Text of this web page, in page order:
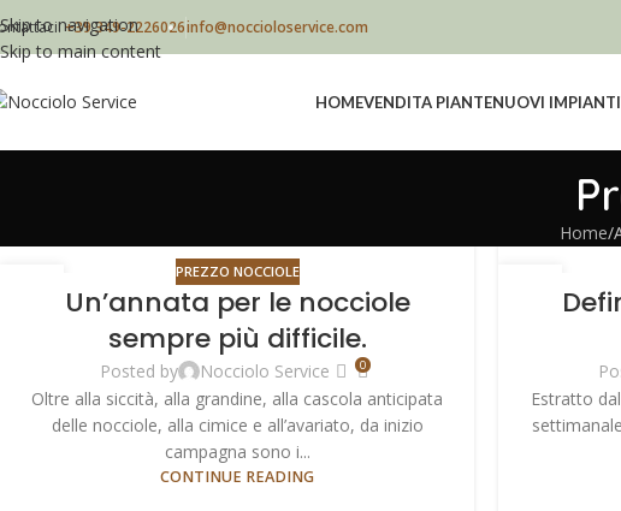
Skip to navigation
Skip to main content
+39 349-2226026info@noccioloservice.com
HOMEVENDITA PIANTENUOVI IMPIANTI
Home
PREZZO NOCCIOLE
Un’annata per le nocciole
sempre più difficile.
Posted by Nocciolo Service 0
Oltre alla siccità, alla grandine, alla cascola anticipata
delle nocciole, alla cimice e all’avariato, da inizio
campagna sono i...
CONTINUE READING
Estratto